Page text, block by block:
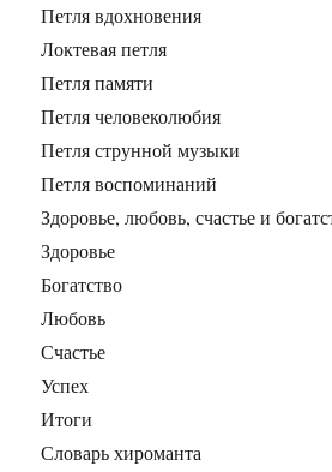
Петля вдохновения
Локтевая петля
Петля памяти
Петля человеколюбия
Петля струнной музыки
Петля воспоминаний
Здоровье, любовь, счастье и
Здоровье
Богатство
Любовь
Счастье
Успех
Итоги
Словарь хироманта